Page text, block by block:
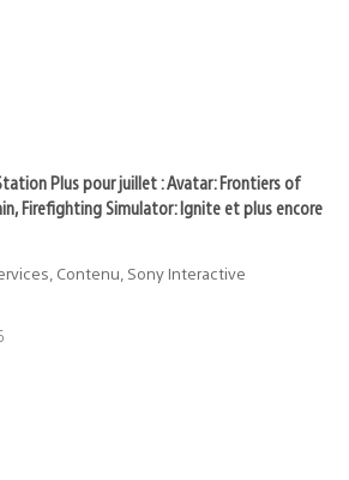
Plus pour juillet : Avatar: Frontiers of
Firefighting Simulator: Ignite et plus encore
Contenu, Sony Interactive